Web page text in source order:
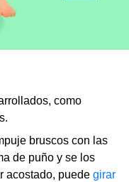
como
bruscos con las
de puño y se los
acostado, puede girar